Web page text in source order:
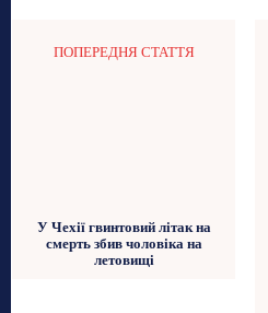
ПОПЕРЕДНЯ СТАТТЯ
У Чехії гвинтовий літак на
смерть збив чоловіка на
летовищі